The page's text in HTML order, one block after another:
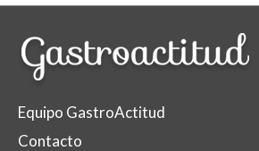
Equipo GastroActitud
Contacto